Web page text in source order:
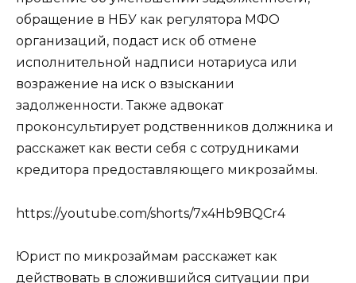
обращение в НБУ как регулятора МФО
организаций, подаст иск об отмене
исполнительной надписи нотариуса или
возражение на иск о взыскании
задолженности. Также адвокат
проконсультирует родственников должника и
расскажет как вести себя с сотрудниками
кредитора предоставляющего микрозаймы.
https://youtube.com/shorts/7x4Hb9BQCr4
Юрист по микрозаймам расскажет как
действовать в сложившийся ситуации при